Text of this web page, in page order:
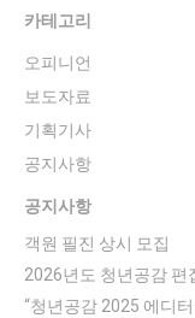
카테고리
오피니언
보도자료
기획기사
공지사항
공지사항
객원 필진 상시 모집
2026년도 청년공감 편
“청년공감 2025 에디